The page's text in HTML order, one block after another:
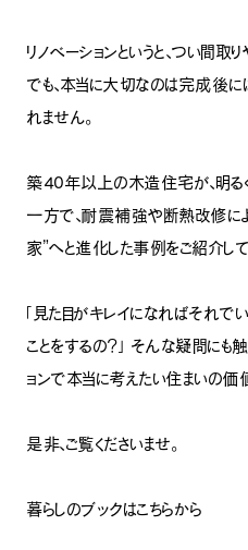
リノベーションというと、つい間取
でも、本当に大切なのは完成後に
れません。
築40年以上の木造住宅が、明る
一方で、耐震補強や断熱改修に
家”へと進化した事例をご紹介して
「見た目がキレイになればそれで
ことをするの？」 そんな疑問にも
ョンで本当に考えたい住まいの価
是非、ご覧くださいませ。
暮らしのブックはこちらから